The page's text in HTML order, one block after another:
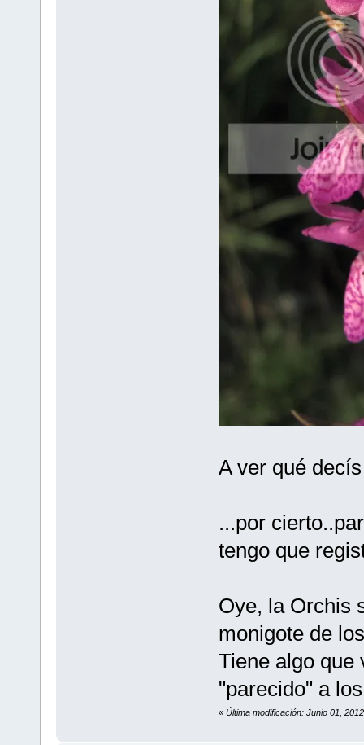
A ver qué
...por
tengo que
Oye, la Orchis
monigote de
Tiene algo
"parecido" a
« Última modificación: Junio 01,